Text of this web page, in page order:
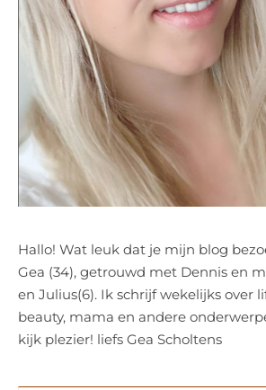
Hallo! Wat leuk dat je mijn blog
Gea (34), getrouwd met Dennis en
en Julius(6). Ik schrijf wekelijks over
beauty, mama en andere
kijk plezier! liefs Gea Scholtens